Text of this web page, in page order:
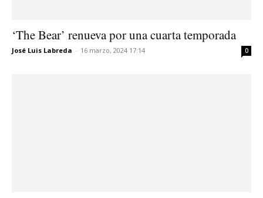
‘The Bear’ renueva por una cuarta temporada
José Luis Labreda - 16 marzo, 2024 17:14 0